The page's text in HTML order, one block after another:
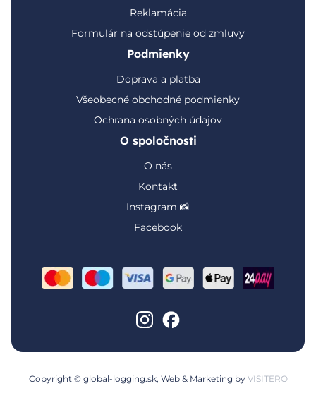
Reklamácia
Formulár na odstúpenie od zmluvy
Podmienky
Doprava a platba
Všeobecné obchodné podmienky
Ochrana osobných údajov
O spoločnosti
O nás
Kontakt
Instagram 📸
Facebook
Copyright © global-logging.sk, Web & Marketing by VISITERO